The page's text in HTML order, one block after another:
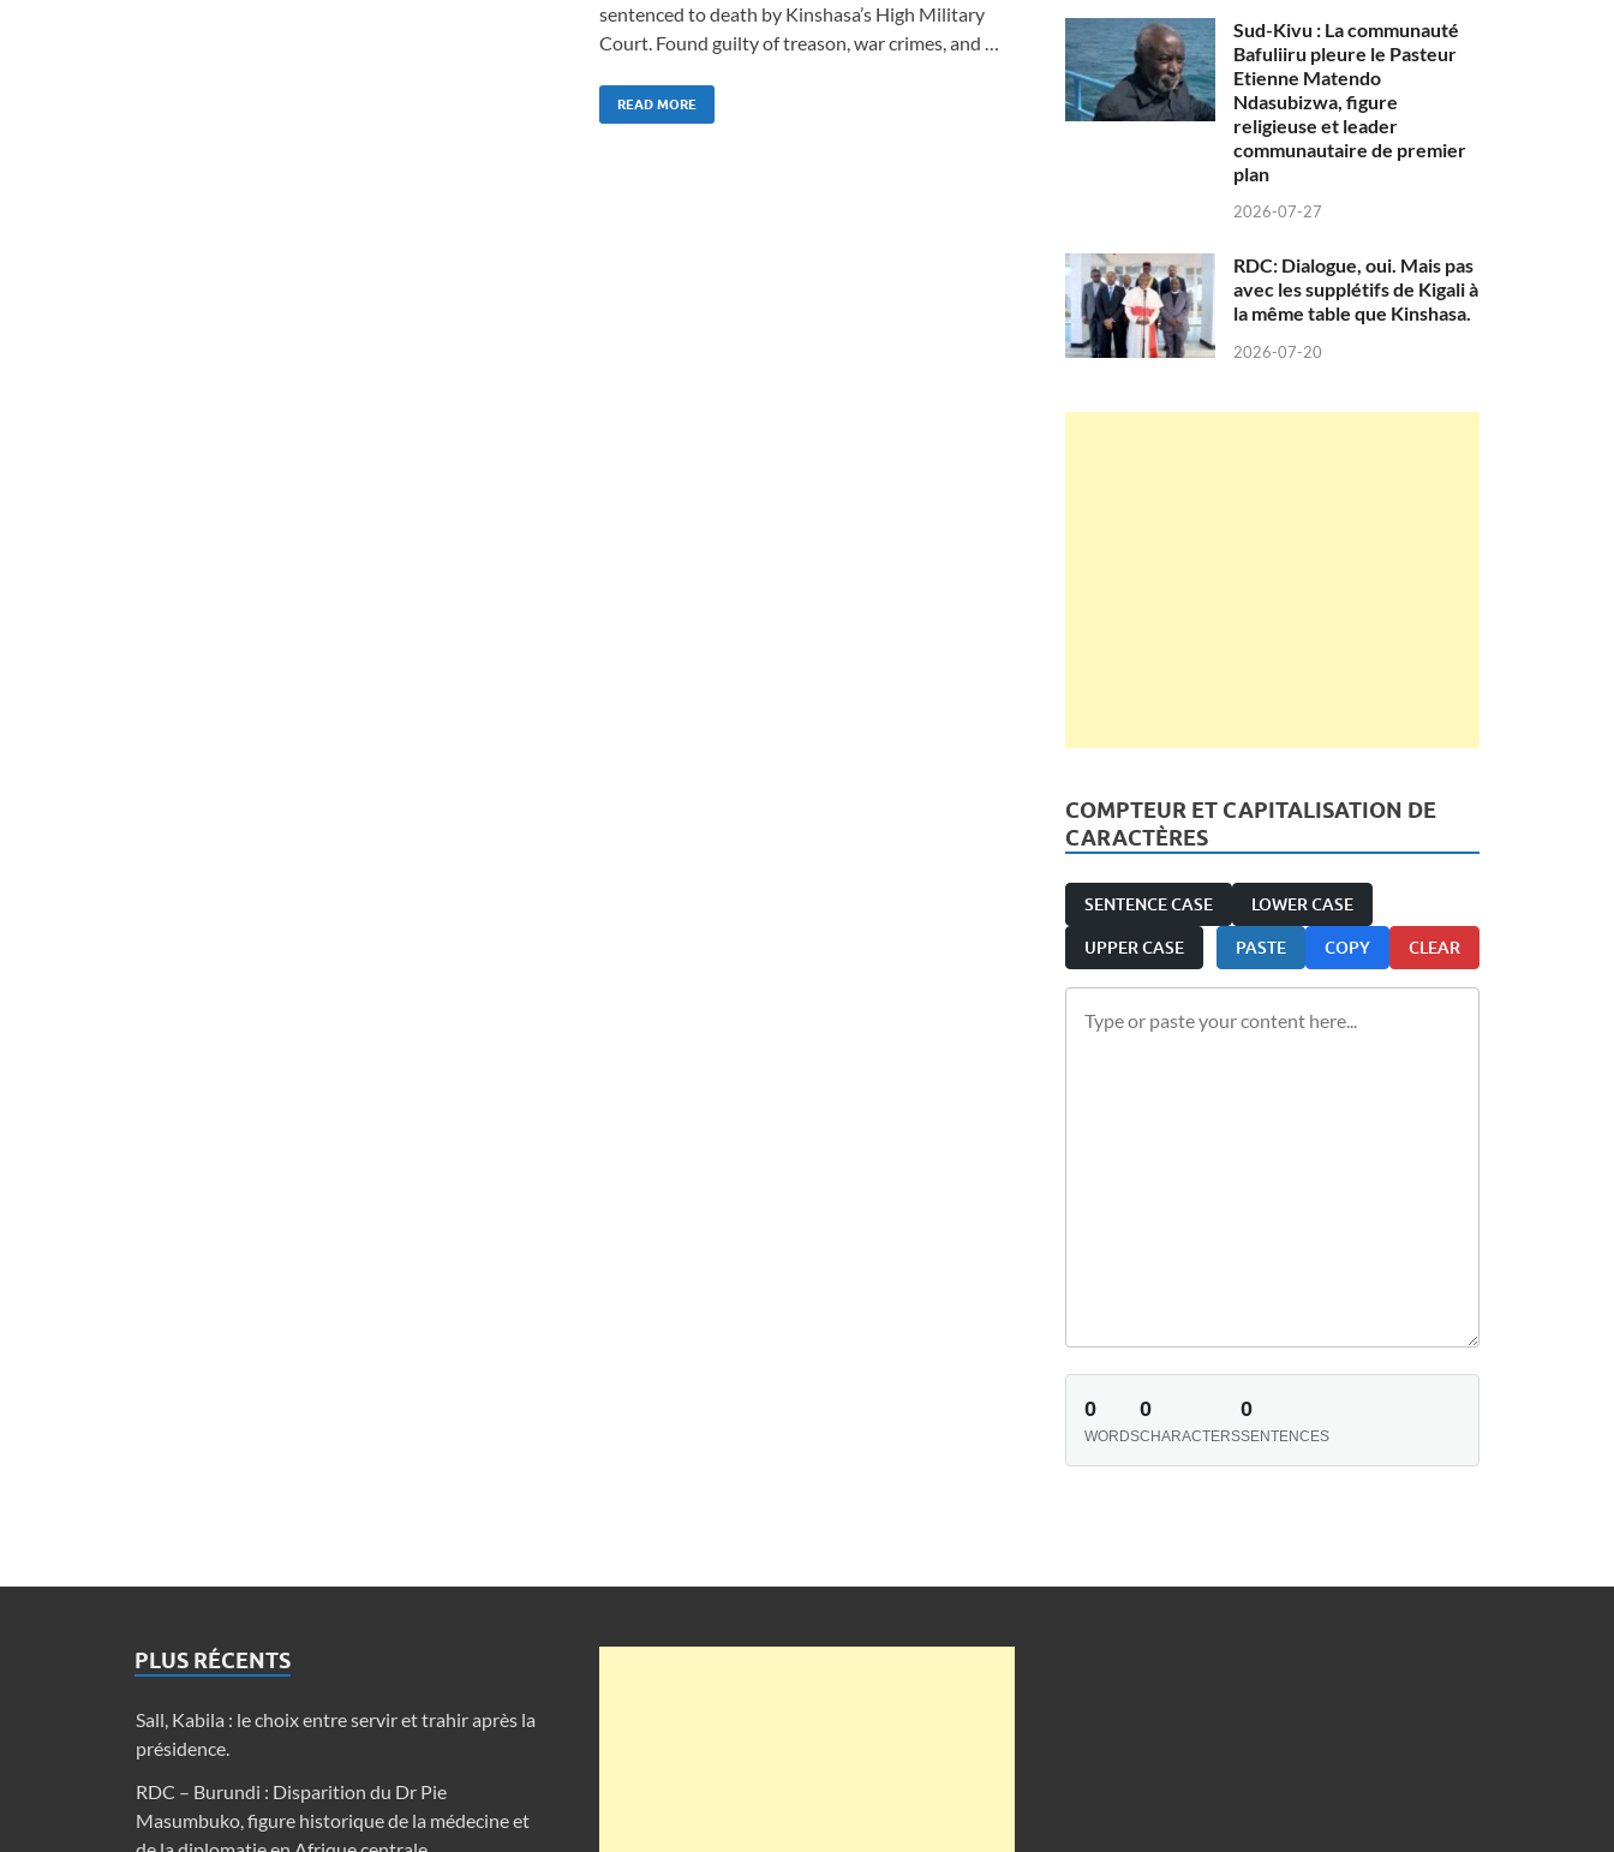
sentenced to death by Kinshasa’s High Military
Court. Found guilty of treason, war crimes, and …
READ MORE
Sud-Kivu : La communauté
Bafuliiru pleure le Pasteur
Etienne Matendo
Ndasubizwa, figure
religieuse et leader
communautaire de premier
plan
2026-07-27
RDC: Dialogue, oui. Mais pas
avec les supplétifs de Kigali à
la même table que Kinshasa.
2026-07-20
COMPTEUR ET CAPITALISATION DE
CARACTÈRES
SENTENCE CASE LOWER CASE
UPPER CASE PASTE COPY CLEAR
0
WORDS
0
CHARACTERS
0
SENTENCES
PLUS RÉCENTS
Sall, Kabila : le choix entre servir et trahir après la
présidence.
RDC – Burundi : Disparition du Dr Pie
Masumbuko, figure historique de la médecine et